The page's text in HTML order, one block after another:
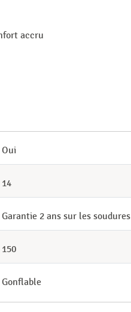
accru
Oui
14
Garantie 2 ans sur les soudures
150
Gonflable